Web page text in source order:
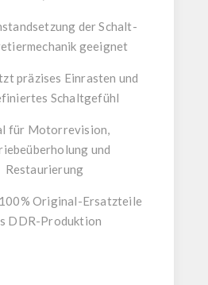
der Schalt-
geeignet
präzises Einrasten und
Schaltgefühl
für Motorrevision,
und
Restaurierung
Original-Ersatzteile
DDR-Produktion